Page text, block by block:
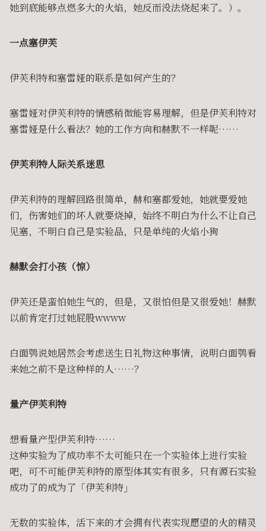
她到底能够点燃多大的火焰，她反而没法烧起来了。）。
一点塞伊芙
伊芙利特和塞雷娅的联系是如何产生的？
塞雷娅对伊芙利特的情感稍微能容易理解，但是伊芙利特对
塞雷娅是什么看法？她的工作方向和赫默不一样呢……
伊芙利特人际关系迷思
伊芙利特的理解回路很简单，赫和塞都爱她，她就要爱她
们，伤害她们的坏人就要烧掉，始终不明白为什么不让自己
见塞，不明白自己是实验品，只是单纯的火焰小狗
赫默会打小孩（惊）
伊芙还是蛮怕她生气的，但是，又很怕但是又很爱她！赫默
以前肯定打过她屁股wwww
白面鸮说她居然会考虑送生日礼物这种事情，说明白面鸮看
来她之前不是这种样的人……？
量产伊芙利特
想看量产型伊芙利特……
这种实验为了成功率不太可能只在一个实验体上进行实验
吧，可不可能伊芙利特的原型体其实有很多，只有源石实验
成功了的成为了「伊芙利特」
无数的实验体，活下来的才会拥有代表实现愿望的火的精灵